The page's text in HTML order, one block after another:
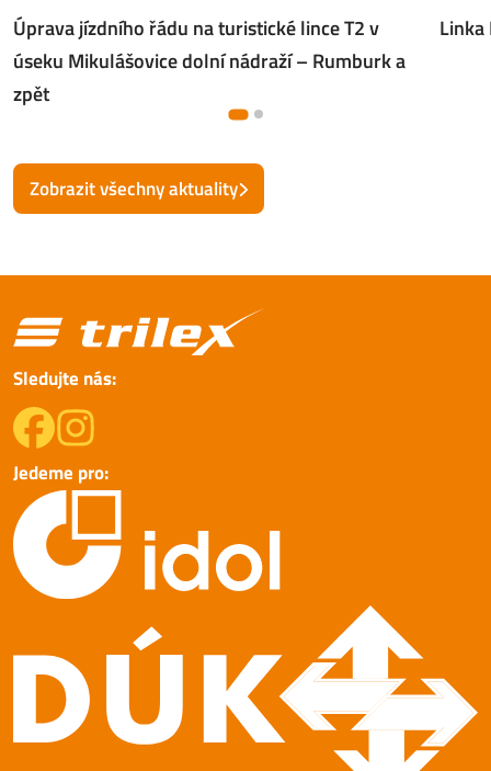
Úprava jízdního řádu na turistické lince T2 v
úseku Mikulášovice dolní nádraží – Rumburk a
zpět
Linka
Zobrazit všechny aktuality
Sledujte nás:
Jedeme pro: